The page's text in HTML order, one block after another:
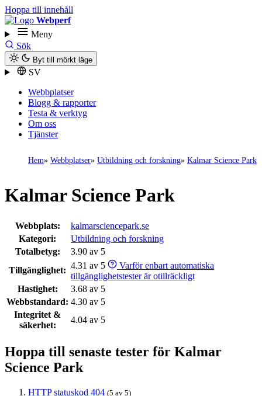
Hoppa till innehåll
Webperf
Meny
Sök
Byt till mörkt läge
SV
Webbplatser
Blogg & rapporter
Testa & verktyg
Om oss
Tjänster
Hem Webbplatser Utbildning och forskning Kalmar Science Park
Kalmar Science Park
Webbplats:
kalmarsciencepark.se
Kategori:
Utbildning och forskning
Totalbetyg:
3.90 av 5
Tillgänglighet: 4.31 av 5
Varför enbart automatiska
tillgänglighetstester är otillräckligt
Hastighet:
3.68 av 5
Webbstandard: 4.30 av 5
Integritet &
säkerhet:
4.04 av 5
Hoppa till senaste tester för Kalmar
Science Park
HTTP statuskod 404 (5 av 5)